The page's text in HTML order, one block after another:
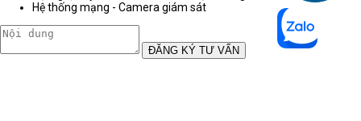
Hệ thống mạng - Camera giám sát
ĐĂNG KÝ TƯ VẤN